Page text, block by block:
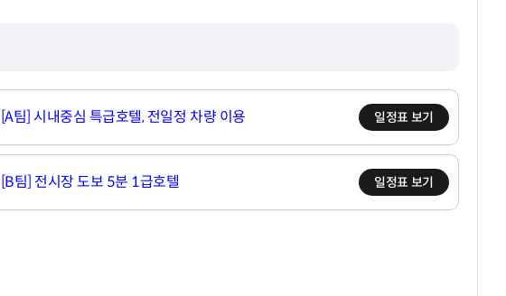
[A팀] 시내중심 특급호텔, 전일정 차량 이용 일정표 보기
[B팀] 전시장 도보 5분 1급호텔 일정표 보기